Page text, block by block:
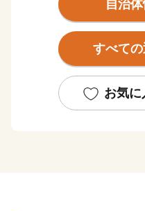
なごやめしを目的に多く
古屋の魅力は国内外に広
ア・アジアパラ競技大会
地域経済のさらなる発
自治
すべて
お気に